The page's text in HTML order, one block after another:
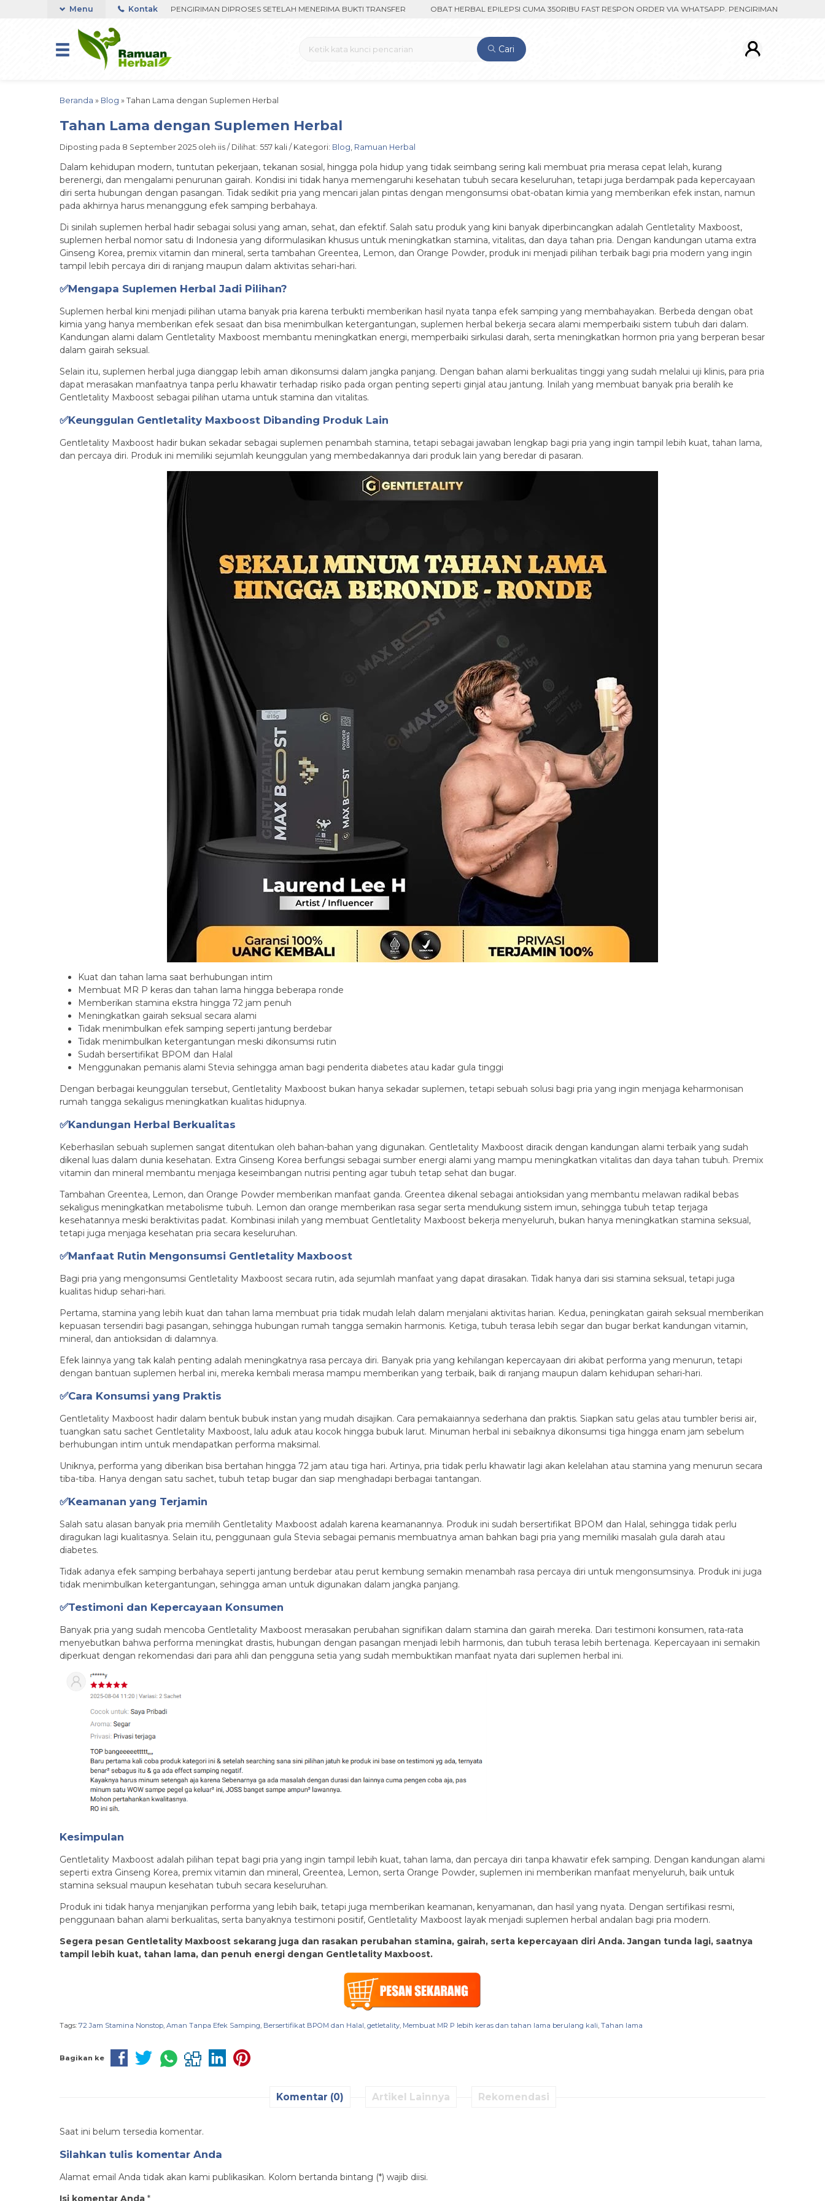
RESPON ORDER VIA WHATSAPP. PENGIRIMAN DIPROSES SETELAH MENERIMA BUKTI TRANSFER OBAT HERBAL EPILEPSI CUMA 350RIBU FAST RESPON ORDER VIA WHATSAPP. PENGIRIMAN DIPROSES
Menu Kontak
Cari
Beranda » Blog » Tahan Lama dengan Suplemen Herbal
Tahan Lama dengan Suplemen Herbal
Diposting pada 8 September 2025 oleh iis / Dilihat: 557 kali / Kategori: Blog, Ramuan Herbal
Dalam kehidupan modern, tuntutan pekerjaan, tekanan sosial, hingga pola hidup yang tidak seimbang sering kali membuat pria merasa cepat lelah, kurang
berenergi, dan mengalami penurunan gairah. Kondisi ini tidak hanya memengaruhi kesehatan tubuh secara keseluruhan, tetapi juga berdampak pada kepercayaan
diri serta hubungan dengan pasangan. Tidak sedikit pria yang mencari jalan pintas dengan mengonsumsi obat-obatan kimia yang memberikan efek instan, namun
pada akhirnya harus menanggung efek samping berbahaya.
Di sinilah suplemen herbal hadir sebagai solusi yang aman, sehat, dan efektif. Salah satu produk yang kini banyak diperbincangkan adalah Gentletality Maxboost,
suplemen herbal nomor satu di Indonesia yang diformulasikan khusus untuk meningkatkan stamina, vitalitas, dan daya tahan pria. Dengan kandungan utama extra
Ginseng Korea, premix vitamin dan mineral, serta tambahan Greentea, Lemon, dan Orange Powder, produk ini menjadi pilihan terbaik bagi pria modern yang ingin
tampil lebih percaya diri di ranjang maupun dalam aktivitas sehari-hari.
✅Mengapa Suplemen Herbal Jadi Pilihan?
Suplemen herbal kini menjadi pilihan utama banyak pria karena terbukti memberikan hasil nyata tanpa efek samping yang membahayakan. Berbeda dengan obat
kimia yang hanya memberikan efek sesaat dan bisa menimbulkan ketergantungan, suplemen herbal bekerja secara alami memperbaiki sistem tubuh dari dalam.
Kandungan alami dalam Gentletality Maxboost membantu meningkatkan energi, memperbaiki sirkulasi darah, serta meningkatkan hormon pria yang berperan besar
dalam gairah seksual.
Selain itu, suplemen herbal juga dianggap lebih aman dikonsumsi dalam jangka panjang. Dengan bahan alami berkualitas tinggi yang sudah melalui uji klinis, para pria
dapat merasakan manfaatnya tanpa perlu khawatir terhadap risiko pada organ penting seperti ginjal atau jantung. Inilah yang membuat banyak pria beralih ke
Gentletality Maxboost sebagai pilihan utama untuk stamina dan vitalitas.
✅Keunggulan Gentletality Maxboost Dibanding Produk Lain
Gentletality Maxboost hadir bukan sekadar sebagai suplemen penambah stamina, tetapi sebagai jawaban lengkap bagi pria yang ingin tampil lebih kuat, tahan lama,
dan percaya diri. Produk ini memiliki sejumlah keunggulan yang membedakannya dari produk lain yang beredar di pasaran.
Kuat dan tahan lama saat berhubungan intim
Membuat MR P keras dan tahan lama hingga beberapa ronde
Memberikan stamina ekstra hingga 72 jam penuh
Meningkatkan gairah seksual secara alami
Tidak menimbulkan efek samping seperti jantung berdebar
Tidak menimbulkan ketergantungan meski dikonsumsi rutin
Sudah bersertifikat BPOM dan Halal
Menggunakan pemanis alami Stevia sehingga aman bagi penderita diabetes atau kadar gula tinggi
Dengan berbagai keunggulan tersebut, Gentletality Maxboost bukan hanya sekadar suplemen, tetapi sebuah solusi bagi pria yang ingin menjaga keharmonisan
rumah tangga sekaligus meningkatkan kualitas hidupnya.
✅Kandungan Herbal Berkualitas
Keberhasilan sebuah suplemen sangat ditentukan oleh bahan-bahan yang digunakan. Gentletality Maxboost diracik dengan kandungan alami terbaik yang sudah
dikenal luas dalam dunia kesehatan. Extra Ginseng Korea berfungsi sebagai sumber energi alami yang mampu meningkatkan vitalitas dan daya tahan tubuh. Premix
vitamin dan mineral membantu menjaga keseimbangan nutrisi penting agar tubuh tetap sehat dan bugar.
Tambahan Greentea, Lemon, dan Orange Powder memberikan manfaat ganda. Greentea dikenal sebagai antioksidan yang membantu melawan radikal bebas
sekaligus meningkatkan metabolisme tubuh. Lemon dan orange memberikan rasa segar serta mendukung sistem imun, sehingga tubuh tetap terjaga
kesehatannya meski beraktivitas padat. Kombinasi inilah yang membuat Gentletality Maxboost bekerja menyeluruh, bukan hanya meningkatkan stamina seksual,
tetapi juga menjaga kesehatan pria secara keseluruhan.
✅Manfaat Rutin Mengonsumsi Gentletality Maxboost
Bagi pria yang mengonsumsi Gentletality Maxboost secara rutin, ada sejumlah manfaat yang dapat dirasakan. Tidak hanya dari sisi stamina seksual, tetapi juga
kualitas hidup sehari-hari.
Pertama, stamina yang lebih kuat dan tahan lama membuat pria tidak mudah lelah dalam menjalani aktivitas harian. Kedua, peningkatan gairah seksual memberikan
kepuasan tersendiri bagi pasangan, sehingga hubungan rumah tangga semakin harmonis. Ketiga, tubuh terasa lebih segar dan bugar berkat kandungan vitamin,
mineral, dan antioksidan di dalamnya.
Efek lainnya yang tak kalah penting adalah meningkatnya rasa percaya diri. Banyak pria yang kehilangan kepercayaan diri akibat performa yang menurun, tetapi
dengan bantuan suplemen herbal ini, mereka kembali merasa mampu memberikan yang terbaik, baik di ranjang maupun dalam kehidupan sehari-hari.
✅Cara Konsumsi yang Praktis
Gentletality Maxboost hadir dalam bentuk bubuk instan yang mudah disajikan. Cara pemakaiannya sederhana dan praktis. Siapkan satu gelas atau tumbler berisi air,
tuangkan satu sachet Gentletality Maxboost, lalu aduk atau kocok hingga bubuk larut. Minuman herbal ini sebaiknya dikonsumsi tiga hingga enam jam sebelum
berhubungan intim untuk mendapatkan performa maksimal.
Uniknya, performa yang diberikan bisa bertahan hingga 72 jam atau tiga hari. Artinya, pria tidak perlu khawatir lagi akan kelelahan atau stamina yang menurun secara
tiba-tiba. Hanya dengan satu sachet, tubuh tetap bugar dan siap menghadapi berbagai tantangan.
✅Keamanan yang Terjamin
Salah satu alasan banyak pria memilih Gentletality Maxboost adalah karena keamanannya. Produk ini sudah bersertifikat BPOM dan Halal, sehingga tidak perlu
diragukan lagi kualitasnya. Selain itu, penggunaan gula Stevia sebagai pemanis membuatnya aman bahkan bagi pria yang memiliki masalah gula darah atau
diabetes.
Tidak adanya efek samping berbahaya seperti jantung berdebar atau perut kembung semakin menambah rasa percaya diri untuk mengonsumsinya. Produk ini juga
tidak menimbulkan ketergantungan, sehingga aman untuk digunakan dalam jangka panjang.
✅Testimoni dan Kepercayaan Konsumen
Banyak pria yang sudah mencoba Gentletality Maxboost merasakan perubahan signifikan dalam stamina dan gairah mereka. Dari testimoni konsumen, rata-rata
menyebutkan bahwa performa meningkat drastis, hubungan dengan pasangan menjadi lebih harmonis, dan tubuh terasa lebih bertenaga. Kepercayaan ini semakin
diperkuat dengan rekomendasi dari para ahli dan pengguna setia yang sudah membuktikan manfaat nyata dari suplemen herbal ini.
Kesimpulan
Gentletality Maxboost adalah pilihan tepat bagi pria yang ingin tampil lebih kuat, tahan lama, dan percaya diri tanpa khawatir efek samping. Dengan kandungan alami
seperti extra Ginseng Korea, premix vitamin dan mineral, Greentea, Lemon, serta Orange Powder, suplemen ini memberikan manfaat menyeluruh, baik untuk
stamina seksual maupun kesehatan tubuh secara keseluruhan.
Produk ini tidak hanya menjanjikan performa yang lebih baik, tetapi juga memberikan keamanan, kenyamanan, dan hasil yang nyata. Dengan sertifikasi resmi,
penggunaan bahan alami berkualitas, serta banyaknya testimoni positif, Gentletality Maxboost layak menjadi suplemen herbal andalan bagi pria modern.
Segera pesan Gentletality Maxboost sekarang juga dan rasakan perubahan stamina, gairah, serta kepercayaan diri Anda. Jangan tunda lagi, saatnya
tampil lebih kuat, tahan lama, dan penuh energi dengan Gentletality Maxboost.
Tags: 72 Jam Stamina Nonstop, Aman Tanpa Efek Samping, Bersertifikat BPOM dan Halal, getletality, Membuat MR P lebih keras dan tahan lama berulang kali, Tahan lama
Bagikan ke
Komentar (0) Artikel Lainnya Rekomendasi
Saat ini belum tersedia komentar.
Silahkan tulis komentar Anda
Alamat email Anda tidak akan kami publikasikan. Kolom bertanda bintang (*) wajib diisi.
Isi komentar Anda *